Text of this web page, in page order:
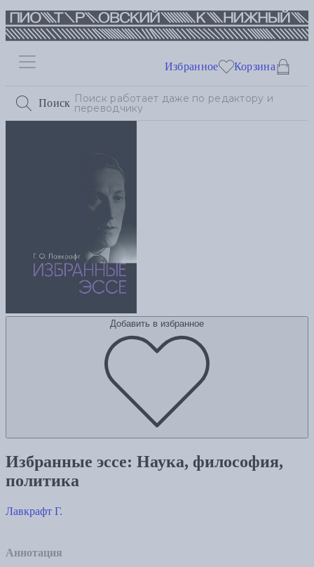
Поиск
Избранное Корзина
Добавить в избранное
Избранные эссе: Наука, философия,
политика
Лавкрафт Г.
Аннотация